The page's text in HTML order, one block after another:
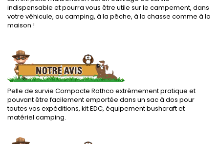
indispensable et pourra vous être utile sur le campement, dans
votre véhicule, au camping, à la pêche, à la chasse comme à la
maison !
.
Pelle de survie Compacte Rothco extrêmement pratique et
pouvant être facilement emportée dans un sac à dos pour
toutes vos expéditions, kit EDC, équipement bushcraft et
matériel camping.
.